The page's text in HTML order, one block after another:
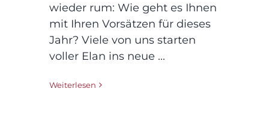
wieder rum: Wie geht es Ihnen
mit Ihren Vorsätzen für dieses
Jahr? Viele von uns starten
voller Elan ins neue ...
Weiterlesen